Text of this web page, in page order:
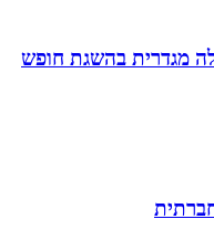
מגדרית בהשגת חופש